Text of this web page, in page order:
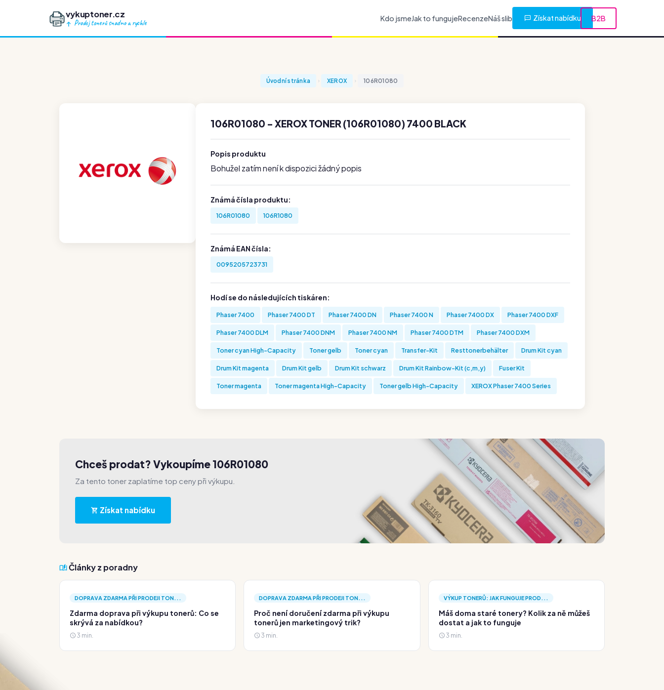
vykuptoner.cz
Prodej tonerů snadno a rychle
Kdo jsmeJak to fungujeRecenzeNáš slib Získat nabídku B2B
Úvodní stránka XEROX 106R01080
106R01080 - XEROX TONER (106R01080) 7400 BLACK
Popis produktu
Bohužel zatím není k dispozici žádný popis
Známá čísla produktu:
106R01080 106R1080
Známá EAN čísla:
0095205723731
Hodí se do následujících tiskáren:
Phaser 7400 Phaser 7400 DT Phaser 7400 DN Phaser 7400 N Phaser 7400 DX Phaser 7400 DXF
Phaser 7400 DLM Phaser 7400 DNM Phaser 7400 NM Phaser 7400 DTM Phaser 7400 DXM
Toner cyan High-Capacity Toner gelb Toner cyan Transfer-Kit Resttonerbehälter Drum Kit cyan
Drum Kit magenta Drum Kit gelb Drum Kit schwarz Drum Kit Rainbow-Kit (c,m,y) Fuser Kit
Toner magenta Toner magenta High-Capacity Toner gelb High-Capacity XEROX Phaser 7400 Series
Chceš prodat? Vykoupíme 106R01080
Za tento toner zaplatíme top ceny při výkupu.
Získat nabídku
Články z poradny
DOPRAVA ZDARMA PŘI PRODEJI TON...
Zdarma doprava při výkupu tonerů: Co se
skrývá za nabídkou?
3 min.
DOPRAVA ZDARMA PŘI PRODEJI TON...
Proč není doručení zdarma při výkupu
tonerů jen marketingový trik?
3 min.
VÝKUP TONERŮ: JAK FUNGUJE PROD...
Máš doma staré tonery? Kolik za ně můžeš
dostat a jak to funguje
3 min.